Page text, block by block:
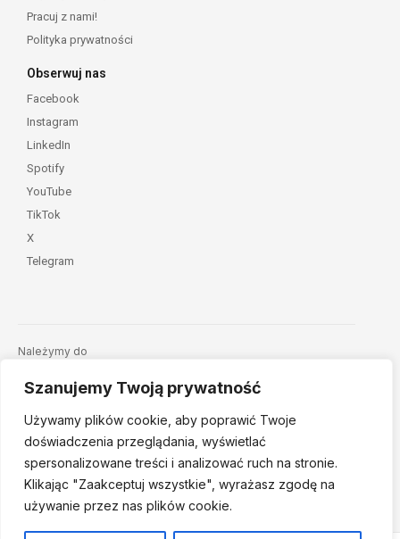
Szanujemy Twoją prywatność
Używamy plików cookie, aby poprawić Twoje
doświadczenia przeglądania, wyświetlać
spersonalizowane treści i analizować ruch na stronie.
Klikając "Zaakceptuj wszystkie", wyrażasz zgodę na
używanie przez nas plików cookie.
Pracuj z nami!
Polityka prywatności
Obserwuj nas
Facebook
Instagram
LinkedIn
Spotify
YouTube
TikTok
X
Telegram
Należymy do
© 2026 Fundacja Dajemy Dzieciom Siłę • Projekt: nordmind.pl